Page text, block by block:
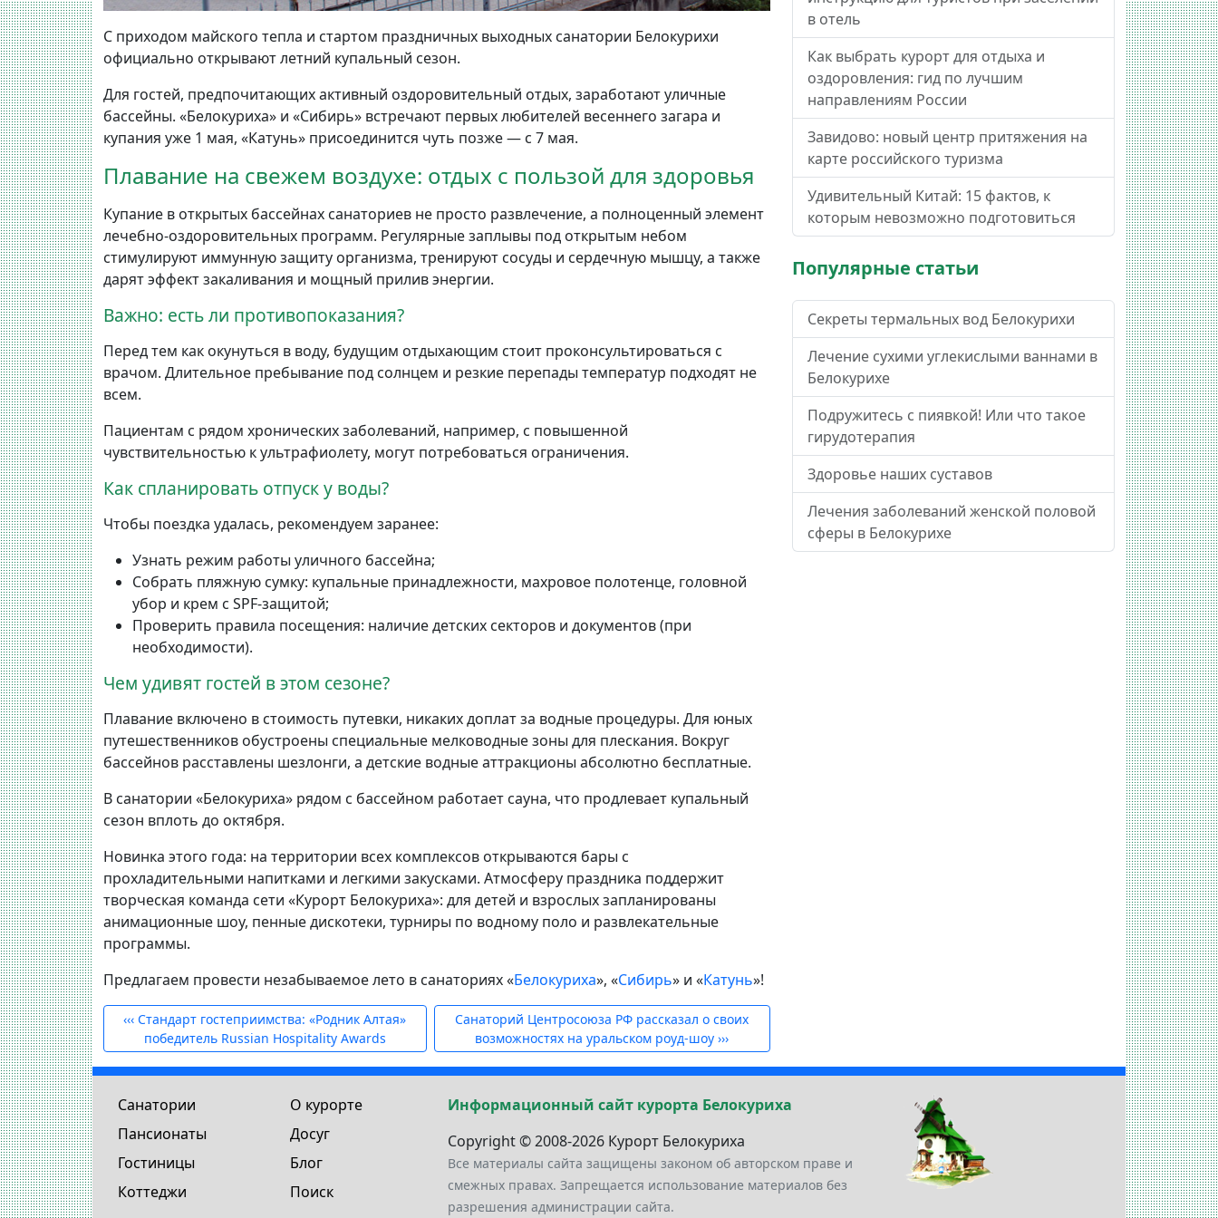
С приходом майского тепла и стартом праздничных выходных санатории Белокурихи
официально открывают летний купальный сезон.
Для гостей, предпочитающих активный оздоровительный отдых, заработают уличные
бассейны. «Белокуриха» и «Сибирь» встречают первых любителей весеннего загара и
купания уже 1 мая, «Катунь» присоединится чуть позже — с 7 мая.
Плавание на свежем воздухе: отдых с пользой для здоровья
Купание в открытых бассейнах санаториев не просто развлечение, а полноценный элемент
лечебно-оздоровительных программ. Регулярные заплывы под открытым небом
стимулируют иммунную защиту организма, тренируют сосуды и сердечную мышцу, а также
дарят эффект закаливания и мощный прилив энергии.
Важно: есть ли противопоказания?
Перед тем как окунуться в воду, будущим отдыхающим стоит проконсультироваться с
врачом. Длительное пребывание под солнцем и резкие перепады температур подходят не
всем.
Пациентам с рядом хронических заболеваний, например, с повышенной
чувствительностью к ультрафиолету, могут потребоваться ограничения.
Как спланировать отпуск у воды?
Чтобы поездка удалась, рекомендуем заранее:
Узнать режим работы уличного бассейна;
Собрать пляжную сумку: купальные принадлежности, махровое полотенце, головной
убор и крем с SPF-защитой;
Проверить правила посещения: наличие детских секторов и документов (при
необходимости).
Чем удивят гостей в этом сезоне?
Плавание включено в стоимость путевки, никаких доплат за водные процедуры. Для юных
путешественников обустроены специальные мелководные зоны для плескания. Вокруг
бассейнов расставлены шезлонги, а детские водные аттракционы абсолютно бесплатные.
В санатории «Белокуриха» рядом с бассейном работает сауна, что продлевает купальный
сезон вплоть до октября.
Новинка этого года: на территории всех комплексов открываются бары с
прохладительными напитками и легкими закусками. Атмосферу праздника поддержит
творческая команда сети «Курорт Белокуриха»: для детей и взрослых запланированы
анимационные шоу, пенные дискотеки, турниры по водному поло и развлекательные
программы.
Предлагаем провести незабываемое лето в санаториях «Белокуриха», «Сибирь» и «Катунь»!
‹‹‹ Стандарт гостеприимства: «Родник Алтая»
победитель Russian Hospitality Awards
Санаторий Центросоюза РФ рассказал о своих
возможностях на уральском роуд-шоу ›››
в отель
Как выбрать курорт для отдыха и
оздоровления: гид по лучшим
направлениям России
Завидово: новый центр притяжения на
карте российского туризма
Удивительный Китай: 15 фактов, к
которым невозможно подготовиться
Популярные статьи
Секреты термальных вод Белокурихи
Лечение сухими углекислыми ваннами в
Белокурихе
Подружитесь с пиявкой! Или что такое
гирудотерапия
Здоровье наших суставов
Лечения заболеваний женской половой
сферы в Белокурихе
Санатории
Пансионаты
Гостиницы
Коттеджи
О курорте
Досуг
Блог
Поиск
Информационный сайт курорта Белокуриха
Copyright © 2008-2026 Курорт Белокуриха
Все материалы сайта защищены законом об авторском праве и
смежных правах. Запрещается использование материалов без
разрешения администрации сайта.